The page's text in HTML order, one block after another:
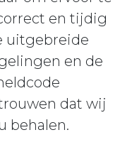
en tijdig
uitgebreide
en de
dat wij
behalen.